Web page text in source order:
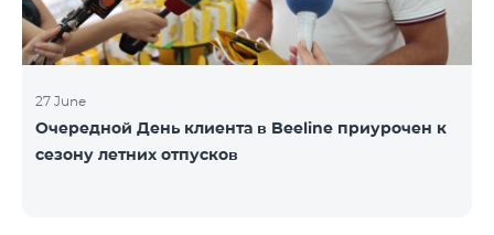
27 June
Очередной День клиента в Beeline приурочен к
сезону летних отпусков